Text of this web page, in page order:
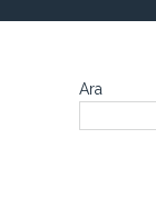
Ara